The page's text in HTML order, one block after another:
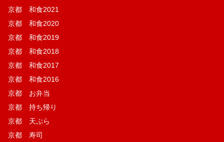
京都 和食2021
京都 和食2020
京都 和食2019
京都 和食2018
京都 和食2017
京都 和食2016
京都 お弁当
京都 持ち帰り
京都 天ぷら
京都 寿司